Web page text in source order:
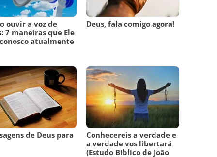
ouvir a voz de
7 maneiras que Ele
atualmente
Deus, fala comigo agora!
de Deus para
Conhecereis a verdade e
a verdade vos libertará
(Estudo Bíblico de João